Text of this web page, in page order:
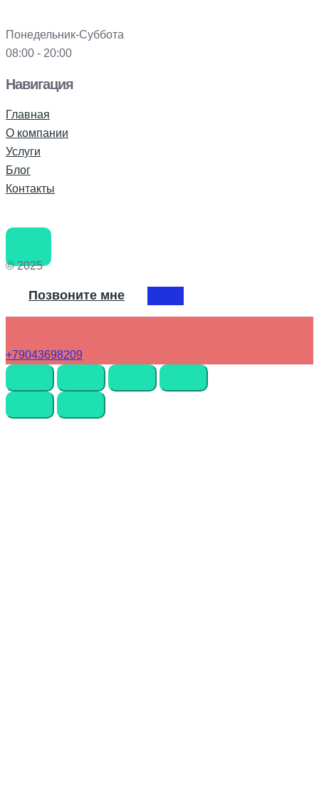
Понедельник-Суббота
08:00 - 20:00
Навигация
Главная
О компании
Услуги
Блог
Контакты
© 2025
Позвоните мне
+79043698209